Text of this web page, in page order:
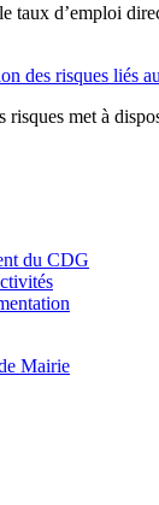
taux d’emploi
des risques liés
risques met à
du CDG
Mairie